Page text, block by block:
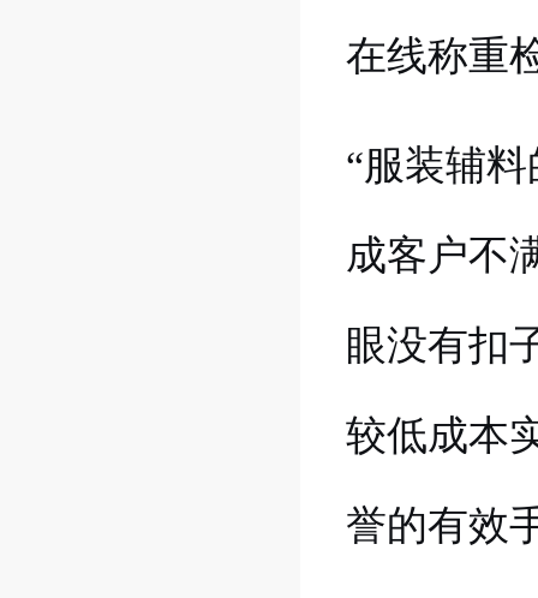
在线称重
“服装辅
成客户不
眼没有扣
较低成本
誉的有效